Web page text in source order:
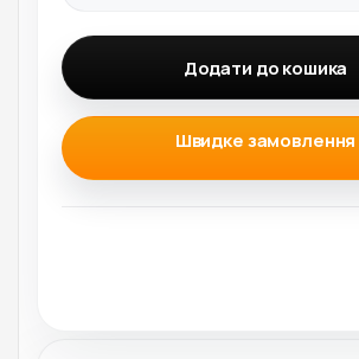
Додати до кошика
Швидке замовлення